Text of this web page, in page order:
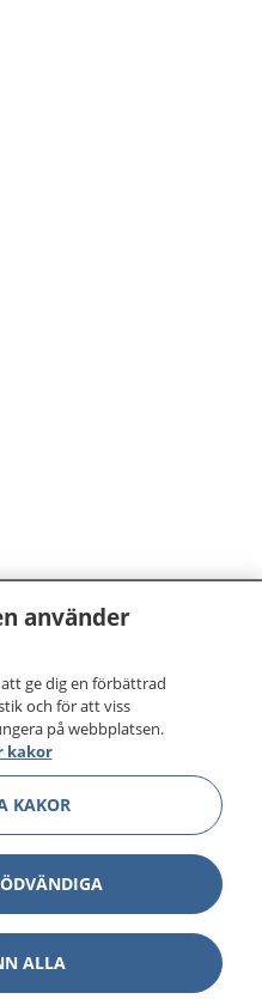
använder
ge dig en förbättrad
och för att viss
på webbplatsen.
kakor
KAKOR
ALLA